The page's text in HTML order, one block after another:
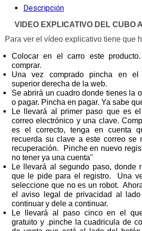
Descripción
VIDEO EXPLICATIVO DEL CUBO
Para ver el vídeo explicativo tiene que
Colocar en el carro este
comprar.
Una vez comprado pincha en el
superior derecha de la web.
Se abrirá un cuadro donde tienes la
o pagar. Pincha en pagar. Ya sabe
Le llevará al primer paso que es
correo electrónico y una clave.
es el correcto, tenga en cuenta
recuerda su clave a este correo se
recuperación. Pinche en nuevo
no tener ya una cuenta"
Le llevará al segundo paso, donde
que le pide para el registro. Una
seleccione que no es un robot.
el aviso legal de privacidad al
continuar y dele a continuar.
Le llevará al paso cinco en el
gratuito y .pinche la cuadricula de